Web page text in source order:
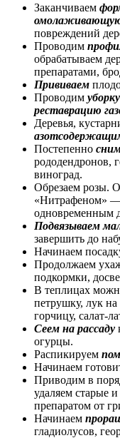
Заканчиваем
повреждений
Проводим
обрабатываем
препаратами,
Прививаем
Проводим
реставрацию
Деревья,
Постепенно
рододендронов,
виноград.
Обрезаем розы.
«Нитрафеном» —
одновременным
Подвязываем
завершить до
Начинаем
Продолжаем
подкормки,
В теплицах
петрушку, лук
горчицу, салат-
Сеем на рассаду
огурцы.
Распикируем
Начинаем
Приводим в
удаляем старые
препаратом от
Начинаем
гладиолусов,